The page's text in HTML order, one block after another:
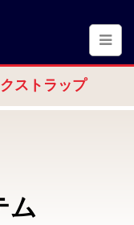
ストラップ
ム